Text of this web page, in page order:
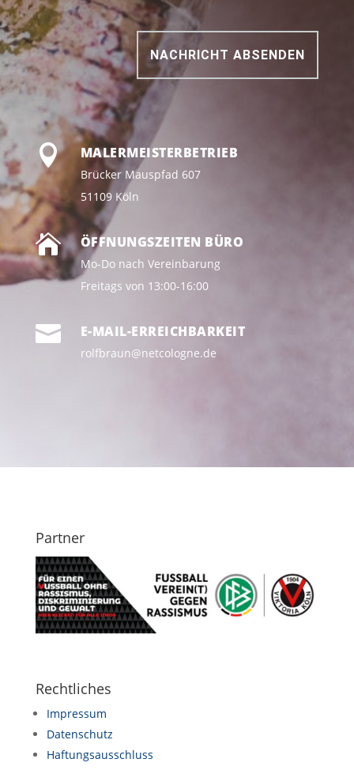
NACHRICHT ABSENDEN
 MALERMEISTERBETRIEB
Brücker Mauspfad 607
51109 Köln
 ÖFFNUNGSZEITEN BÜRO
Mo-Do nach Vereinbarung
Freitags von 13:00-16:00
 E-MAIL-ERREICHBARKEIT
rolfbraun@netcologne.de
Partner
Rechtliches
Impressum
Datenschutz
Haftungsausschluss